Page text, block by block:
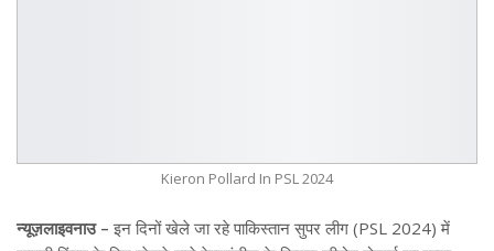
Kieron Pollard In PSL 2024
न्यूज़लाइवनाउ – इन दिनों खेले जा रहे पाकिस्तान सुपर लीग (PSL 2024) में